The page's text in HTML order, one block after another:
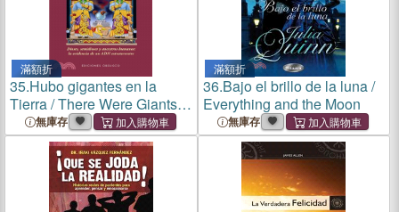
滿額折
35.Hubo gigantes en la
Tierra / There Were Giants
Upon the Earth
無庫存
滿額折
36.Bajo el brillo de la luna /
Everything and the Moon
無庫存